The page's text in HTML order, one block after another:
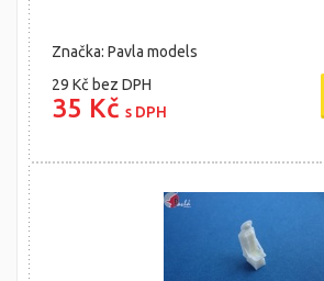
Značka: Pavla models
29 Kč bez DPH
35 Kč s DPH